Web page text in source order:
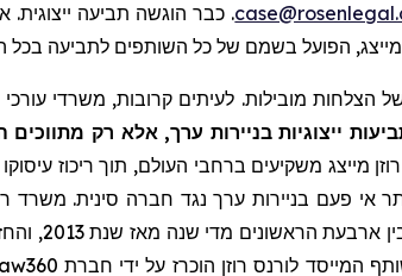
. כבר הוגשה תביעה
הפועל בשמם של כל השותפים לתביעה בכל
מובילות. לעיתים קרובות, משרדי עורכי
ייצוגיות בניירות ערך, אלא רק
מייצג משקיעים ברחבי העולם, תוך ריכוז עיסוקו
אי פעם בניירות ערך נגד חברה סינית. משרד
שרותי תביעה